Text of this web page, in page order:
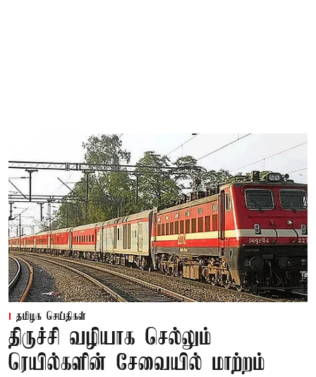
தமிழக செய்திகள்
திருச்சி வழியாக செல்லும்
ரெயில்களின் சேவையில் மாற்றம்